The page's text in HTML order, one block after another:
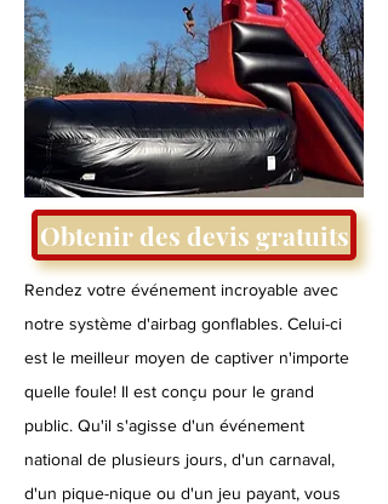
Obtenir des devis gratuits
Rendez votre événement incroyable avec
notre système d'airbag gonflables. Celui-ci
est le meilleur moyen de captiver n'importe
quelle foule! Il est conçu pour le grand
public. Qu'il s'agisse d'un événement
national de plusieurs jours, d'un carnaval,
d'un pique-nique ou d'un jeu payant, vous